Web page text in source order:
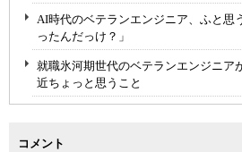
AI時代のベテランエンジニア、ふと思
ったんだっけ？」
就職氷河期世代のベテランエンジニア
近ちょっと思うこと
コメント